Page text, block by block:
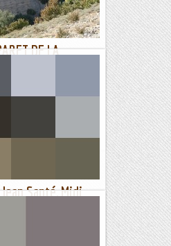
DE LA
a la Paret de la
Santé, Midi